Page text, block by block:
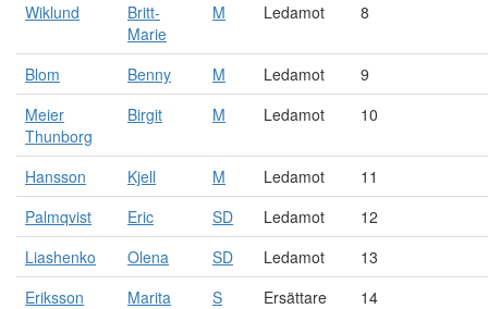
Wiklund
Britt-
Marie
M Ledamot 8
Blom Benny M Ledamot
9
Meier
Thunborg
Birgit M Ledamot 10
Hansson Kjell M Ledamot
11
Palmqvist
Eric SD Ledamot
12
Liashenko
Olena SD Ledamot
13
Eriksson
Marita S Ersättare 14